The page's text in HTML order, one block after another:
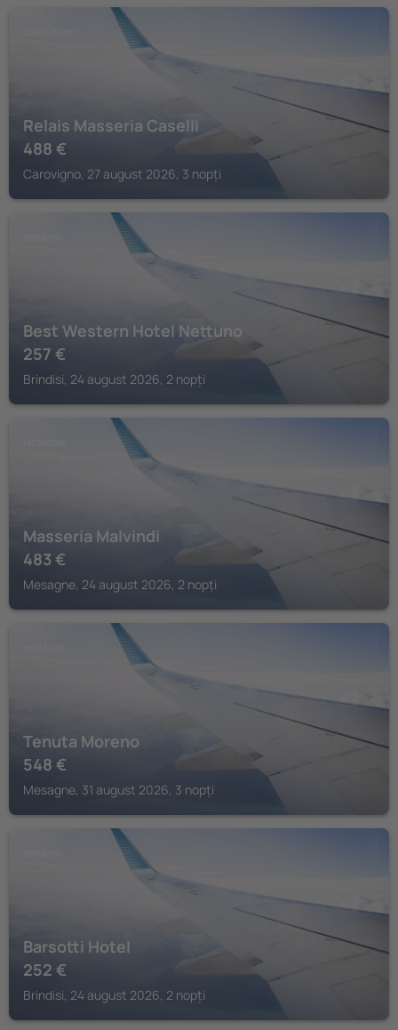
Relais Masseria Caselli
488 €
Carovigno, 27 august 2026, 3 nopți
Best Western Hotel Nettuno
257 €
Brindisi, 24 august 2026, 2 nopți
Masseria Malvindi
483 €
Mesagne, 24 august 2026, 2 nopți
Tenuta Moreno
548 €
Mesagne, 31 august 2026, 3 nopți
Barsotti Hotel
252 €
Brindisi, 24 august 2026, 2 nopți